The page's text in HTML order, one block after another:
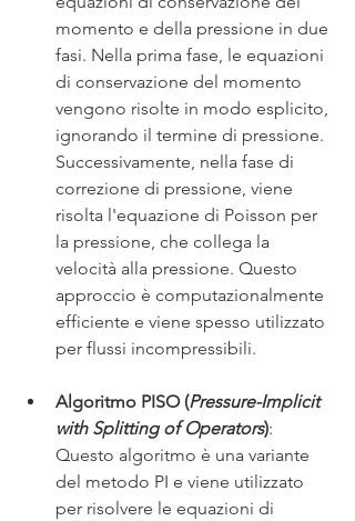
momento e della pressione in due
fasi. Nella prima fase, le equazioni
di conservazione del momento
vengono risolte in modo esplicito,
ignorando il termine di pressione.
Successivamente, nella fase di
correzione di pressione, viene
risolta l'equazione di Poisson per
la pressione, che collega la
velocità alla pressione. Questo
approccio è computazionalmente
efficiente e viene spesso utilizzato
per flussi incompressibili.
Algoritmo PISO (Pressure-Implicit
with Splitting of Operators):
Questo algoritmo è una variante
del metodo PI e viene utilizzato
per risolvere le equazioni di